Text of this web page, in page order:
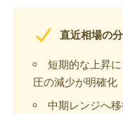
直近相場の
短期的な上昇
圧の減少が明確化
中期レンジへ